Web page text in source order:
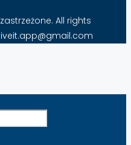
All rights